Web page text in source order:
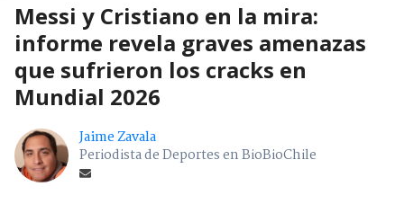
Messi y Cristiano en la mira:
informe revela graves amenazas
que sufrieron los cracks en
Mundial 2026
Jaime Zavala
Periodista de Deportes en BioBioChile